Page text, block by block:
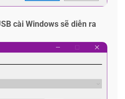
cài Windows sẽ diễn ra